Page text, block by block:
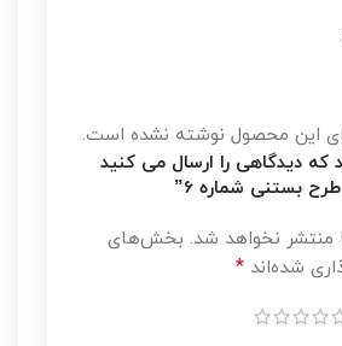
این محصول نوشته نشده است.
که دیدگاهی را ارسال می کنید
بستنی شماره 6”
منتشر نخواهد شد. بخش‌های
شده‌اند *